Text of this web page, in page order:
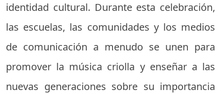
identidad cultural. Durante esta celebración,
las escuelas, las comunidades y los medios
de comunicación a menudo se unen para
promover la música criolla y enseñar a las
nuevas generaciones sobre su importancia